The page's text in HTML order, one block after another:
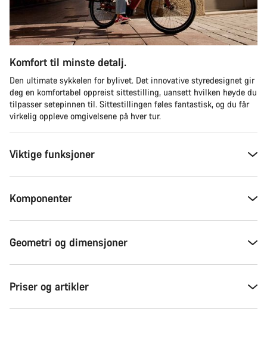
Komfort til minste detalj.
Den ultimate sykkelen for bylivet. Det innovative styredesignet gir
deg en komfortabel oppreist sittestilling, uansett hvilken høyde du
tilpasser setepinnen til. Sittestillingen føles fantastisk, og du får
virkelig oppleve omgivelsene på hver tur.
Viktige funksjoner
Komponenter
Geometri og dimensjoner
Priser og artikler